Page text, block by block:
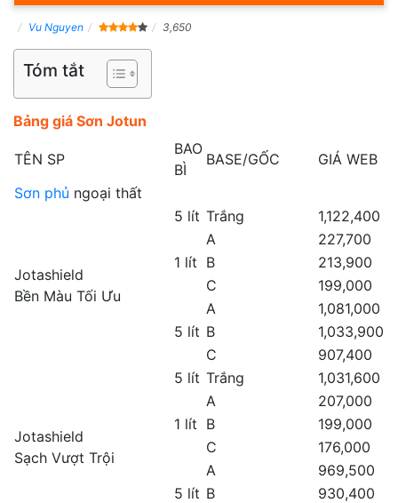
Vu Nguyen 3,650
Tóm tắt
Bảng giá Sơn Jotun
TÊN SP
BAO
BÌ
BASE/GỐC
GIÁ WEB
Sơn phủ ngoại thất
Jotashield
Bền Màu Tối Ưu
5 lít Trắng 1,122,400
1 lít
A
227,700
B
213,900
C
199,000
5 lít
A
1,081,000
B
1,033,900
C
907,400
Jotashield
Sạch Vượt Trội
5 lít Trắng 1,031,600
1 lít
A
207,000
B
199,000
C
176,000
5 lít
A
969,500
B
930,400